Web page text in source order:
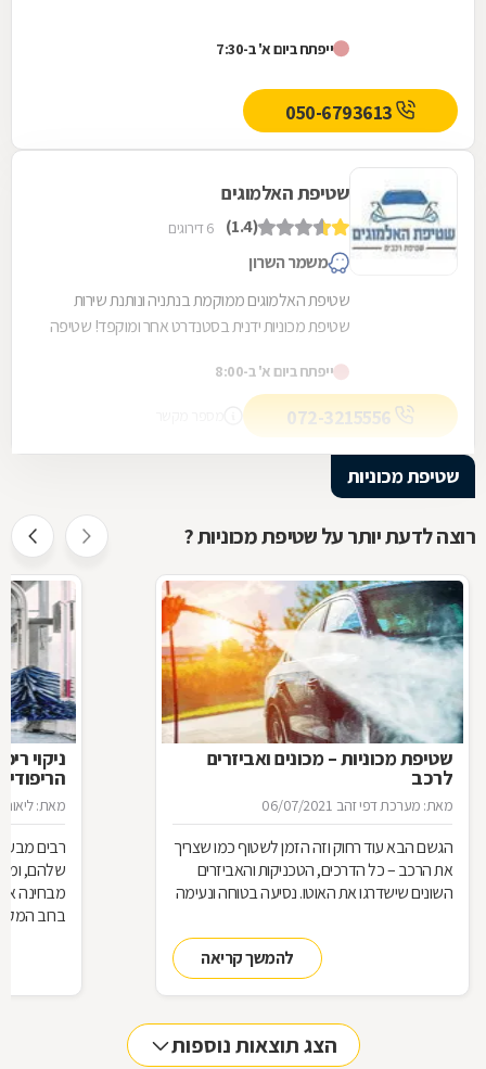
ייפתח ביום א' ב-7:30
שטיפת האלמוגים
(1.4) 6 דירוגים
משמר השרון
שטיפת האלמוגים ממוקמת בנתניה ונותנת שירות
שטיפת מכוניות ידנית בסטנדרט אחר ומוקפד! שטיפה
בפוליש...
ייפתח ביום א' ב-8:00
שטיפת מכוניות
רוצה לדעת יותר על שטיפת מכוניות ?
שטיפת מכוניות – מכונים ואביזרים
לרכב
מאת: מערכת דפי זהב 06/07/2021
הגשם הבא עוד רחוק וזה הזמן לשטוף כמו שצריך
את הרכב – כל הדרכים, הטכניקות והאביזרים
השונים שישדרגו את האוטו. נסיעה בטוחה ונעימה
להמשך קריאה
ניקוי
מאת: ליאור
רבים
שלהם,
מבחינה
ברוב
הצג תוצאות נוספות